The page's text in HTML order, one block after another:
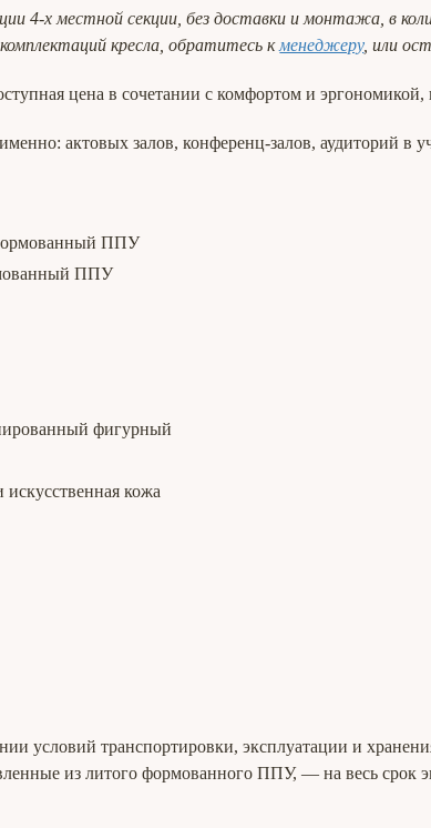
4-х местной секции, без доставки и монтажа,
кресла, обратитесь к менеджеру, или
цена в сочетании с комфортом и
актовых залов, конференц-залов, аудиторий в
ППУ
ППУ
фигурный
кожа
условий транспортировки, эксплуатации и
из литого формованного ППУ, — на весь срок